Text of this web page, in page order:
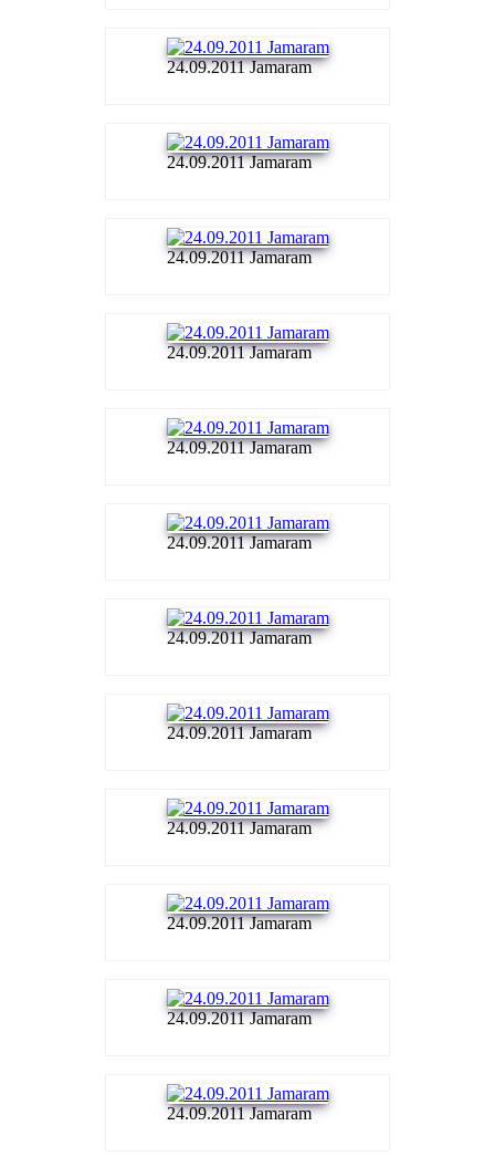
24.09.2011 Jamaram
24.09.2011 Jamaram
24.09.2011 Jamaram
24.09.2011 Jamaram
24.09.2011 Jamaram
24.09.2011 Jamaram
24.09.2011 Jamaram
24.09.2011 Jamaram
24.09.2011 Jamaram
24.09.2011 Jamaram
24.09.2011 Jamaram
24.09.2011 Jamaram